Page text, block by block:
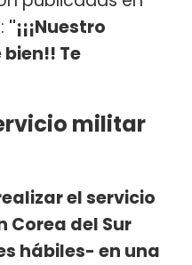
"¡¡¡Nuestro
bien!! Te
militar
el servicio
del Sur
hábiles- en una